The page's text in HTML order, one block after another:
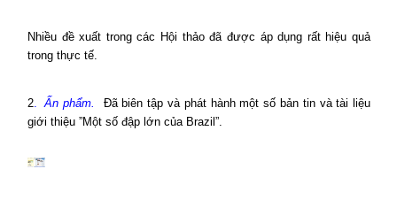
Nhiều đề xuất trong các Hội thảo đã được áp dụng rất hiệu quả
trong thực tế.
2. Ấn phẩm.
Đã biên tập và phát hành một số bản tin và tài liệu
giới thiệu ”Một số đập lớn của Brazil”.